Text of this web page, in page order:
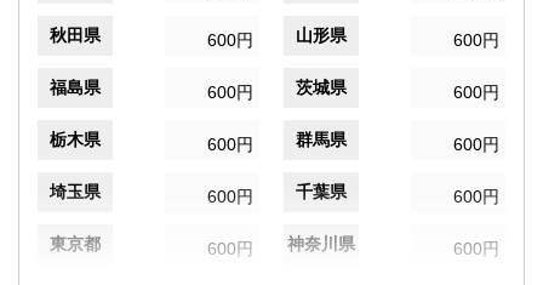
秋田県 600円 山形県 600円
福島県 600円 茨城県 600円
栃木県 600円 群馬県 600円
埼玉県 600円 千葉県 600円
東京都 600円 神奈川県 600円